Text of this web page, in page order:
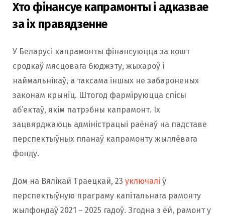
Хто фінансуе капрамонты і адказвае
за іх правядзенне
У Беларусі капрамонты фінансуюцца за кошт
сродкаў мясцовага бюджэту, жыхароў і
наймальнікаў, а таксама іншых не забароненых
законам крыніц. Штогод фарміруюцца спісы
аб’ектаў, якім патрэбны капрамонт. Іх
зацвярджаюць адміністрацыі раёнаў на падставе
перспектыўных планаў капрамонту жыллёвага
фонду.
Дом на Вялікай Траецкай, 23 уключалі ў
перспектыўную праграму капітальнага рамонту
жылфондаў 2021 – 2025 гадоў. Згодна з ёй, рамонт у